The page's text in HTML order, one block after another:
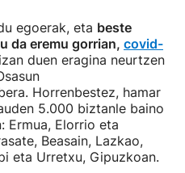
egoerak, eta beste
da eremu gorrian, covid-
duen eragina neurtzen
Horrenbestez, hamar
5.000 biztanle baino
Ermua, Elorrio eta
Beasain, Lazkao,
eta Urretxu, Gipuzkoan.